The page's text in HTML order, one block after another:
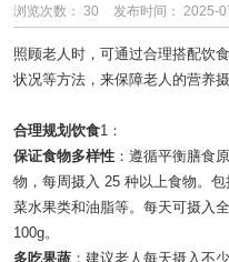
浏览次数： 30 发布时间： 2025-
照顾老人时，可通过合理搭配饮
状况等方法，来保障老人的营养
合理规划饮食1 ：
保证食物多样性 ：遵循平衡膳食
物，每周摄入 25 种以上食物。
菜水果类和油脂等。每天可摄入
100g。
多吃果蔬 ：建议老人每天摄入不